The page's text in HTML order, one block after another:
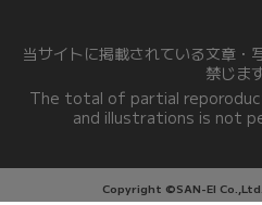
当サイトに掲載されている文章・
禁じま
The total of partial
and illustrations is not
Copyright ©SAN-EI